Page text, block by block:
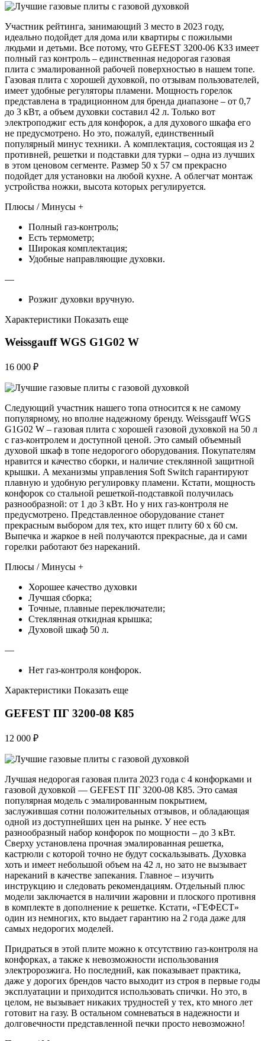
Участник рейтинга, занимающий 3 место в 2023 году,
идеально подойдет для дома или квартиры с пожилыми
людьми и детьми. Все потому, что GEFEST 3200-06 К33 имеет
полный газ контроль – единственная недорогая газовая
плита с эмалированной рабочей поверхностью в нашем топе.
Газовая плита с хорошей духовкой, по отзывам пользователей,
имеет удобные регуляторы пламени. Мощность горелок
представлена в традиционном для бренда диапазоне – от 0,7
до 3 кВт, а объем духовки составил 42 л. Только вот
электроподжиг есть для конфорок, а для духового шкафа его
не предусмотрено. Но это, пожалуй, единственный
популярный минус техники. А комплектация, состоящая из 2
противней, решетки и подставки для турки – одна из лучших
в этом ценовом сегменте. Размер 50 х 57 см прекрасно
подойдет для установки на любой кухне. А облегчат монтаж
устройства ножки, высота которых регулируется.
Плюсы / Минусы +
Полный газ-контроль;
Есть термометр;
Широкая комплектация;
Удобные направляющие духовки.
—
Розжиг духовки вручную.
Характеристики Показать еще
Weissgauff WGS G1G02 W
16 000 ₽
Следующий участник нашего топа относится к не самому
популярному, но вполне надежному бренду. Weissgauff WGS
G1G02 W – газовая плита с хорошей газовой духовкой на 50 л
с газ-контролем и доступной ценой. Это самый объемный
духовой шкаф в топе недорогого оборудования. Покупателям
нравится и качество сборки, и наличие стеклянной защитной
крышки. А механизмы управления Soft Switch гарантируют
плавную и удобную регулировку пламени. Кстати, мощность
конфорок со стальной решеткой-подставкой получилась
разнообразной: от 1 до 3 кВт. Но у них газ-контроля не
предусмотрено. Представленное оборудование станет
прекрасным выбором для тех, кто ищет плиту 60 х 60 см.
Выпечка и жаркое в ней получаются прекрасные, да и сами
горелки работают без нареканий.
Плюсы / Минусы +
Хорошее качество духовки
Лучшая сборка;
Точные, плавные переключатели;
Стеклянная откидная крышка;
Духовой шкаф 50 л.
—
Нет газ-контроля конфорок.
Характеристики Показать еще
GEFEST ПГ 3200-08 К85
12 000 ₽
Лучшая недорогая газовая плита 2023 года с 4 конфорками и
газовой духовкой — GEFEST ПГ 3200-08 К85. Это самая
популярная модель с эмалированным покрытием,
заслужившая сотни положительных отзывов, и обладающая
одной из доступнейших цен на рынке. У нее есть
разнообразный набор конфорок по мощности – до 3 кВт.
Сверху установлена прочная эмалированная решетка,
кастрюли с которой точно не будут соскальзывать. Духовка
хоть и имеет небольшой объем на 42 л, но зато не вызывает
нареканий в качестве запекания. Главное – изучить
инструкцию и следовать рекомендациям. Отдельный плюс
модели заключается в наличии жаровни и плоского противня
в комплекте в дополнение к решетке. Кстати, «ГЕФЕСТ»
один из немногих, кто выдает гарантию на 2 года даже для
самых недорогих моделей.
Придраться в этой плите можно к отсутствию газ-контроля на
конфорках, а также к невозможности использования
электророзжига. Но последний, как показывает практика,
даже у дорогих брендов часто выходит из строя в первые годы
эксплуатации и приходится использовать спички. Но это, в
целом, не вызывает никаких трудностей у тех, кто много лет
готовит на газу. В остальном сомневаться в надежности и
долговечности представленной печки просто невозможно!